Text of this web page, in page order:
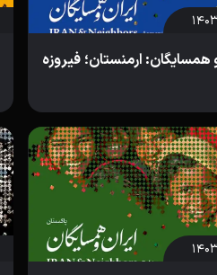
همسایگان: ارمنستان؛ فیروزه